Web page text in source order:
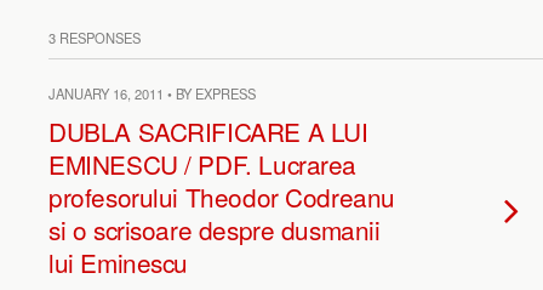
3 RESPONSES
JANUARY 16, 2011 • BY EXPRESS
DUBLA SACRIFICARE A LUI
EMINESCU / PDF. Lucrarea
profesorului Theodor Codreanu
si o scrisoare despre dusmanii
lui Eminescu